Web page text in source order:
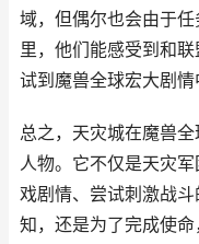
域，但偶尔也会由于
里，他们能感受到和
试到魔兽全球宏大剧情
总之，天灾城在魔兽
人物。它不仅是天灾
戏剧情、尝试刺激战
知，还是为了完成使